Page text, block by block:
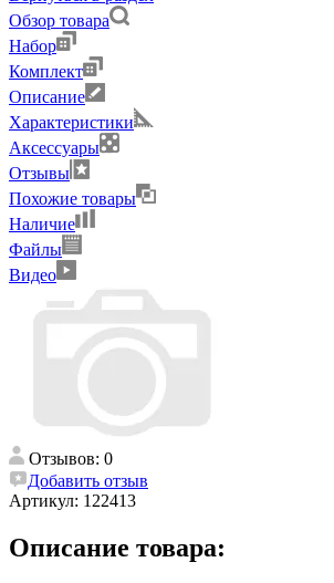
Обзор товара
Набор
Комплект
Описание
Характеристики
Аксессуары
Отзывы
Похожие товары
Наличие
Файлы
Видео
Отзывов: 0
Добавить отзыв
Артикул: 122413
Описание товара: